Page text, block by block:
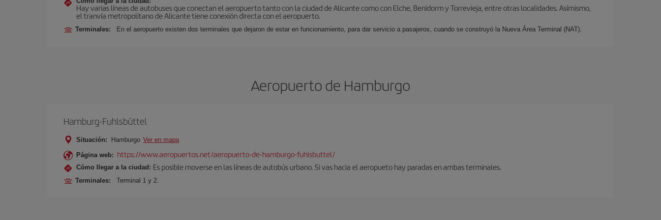
Hay varias líneas de autobuses que conectan el aeropuerto tanto con la ciudad de Alicante como con Elche, Benidorm y Torrevieja, entre otras localidades. Asímismo,
el tranvía metropolitano de Alicante tiene conexión directa con el aeropuerto.
Terminales: En el aeropuerto existen dos terminales que dejaron de estar en funcionamiento, para dar servicio a pasajeros, cuando se construyó la Nueva Área Terminal (NAT).
Aeropuerto de Hamburgo
Hamburg-Fuhlsbüttel
Situación: Hamburgo Ver en mapa
Página web: https://www.aeropuertos.net/aeropuerto-de-hamburgo-fuhlsbuttel/
Cómo llegar a la ciudad: Es posible moverse en las líneas de autobús urbano. Si vas hacia el aeropueto hay paradas en ambas terminales.
Terminales: Terminal 1 y 2.